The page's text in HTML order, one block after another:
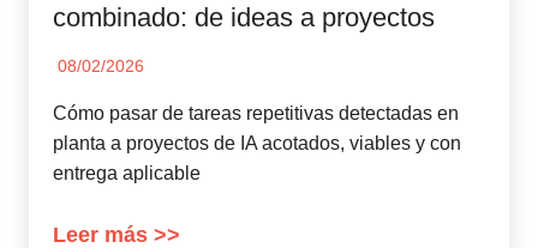
combinado: de ideas a proyectos
08/02/2026
Cómo pasar de tareas repetitivas detectadas en
planta a proyectos de IA acotados, viables y con
entrega aplicable
Leer más >>